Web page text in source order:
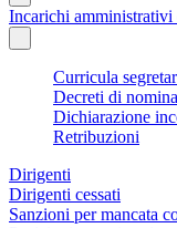
Incarichi amministrativi
Curricula
Decreti di
Dichiarazione
Retribuzioni
Dirigenti
Dirigenti cessati
Sanzioni per mancata